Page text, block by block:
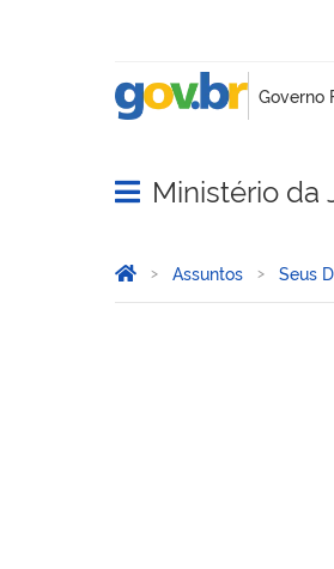
Abrir menu principal
Ministério da
Você está aqui:
Página Inicial
Assuntos Seus